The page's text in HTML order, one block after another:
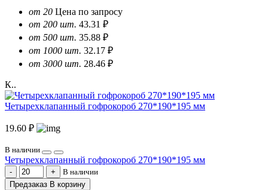
от 20 Цена по запросу
от 200 шт. 43.31 ₽
от 500 шт. 35.88 ₽
от 1000 шт. 32.17 ₽
от 3000 шт. 28.46 ₽
К..
Четырехклапанный гофрокороб 270*190*195 мм
19.60 ₽
В наличии
Четырехклапанный гофрокороб 270*190*195 мм
В наличии
Предзаказ В корзину